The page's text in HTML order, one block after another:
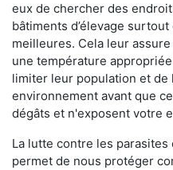
eux de chercher des
bâtiments d’élevage
meilleures. Cela leur
une température
limiter leur population et de
environnement avant que
dégâts et n'exposent votre
La lutte contre les
permet de nous protéger